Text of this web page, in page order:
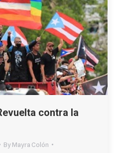
contra la
ByMayra Colón